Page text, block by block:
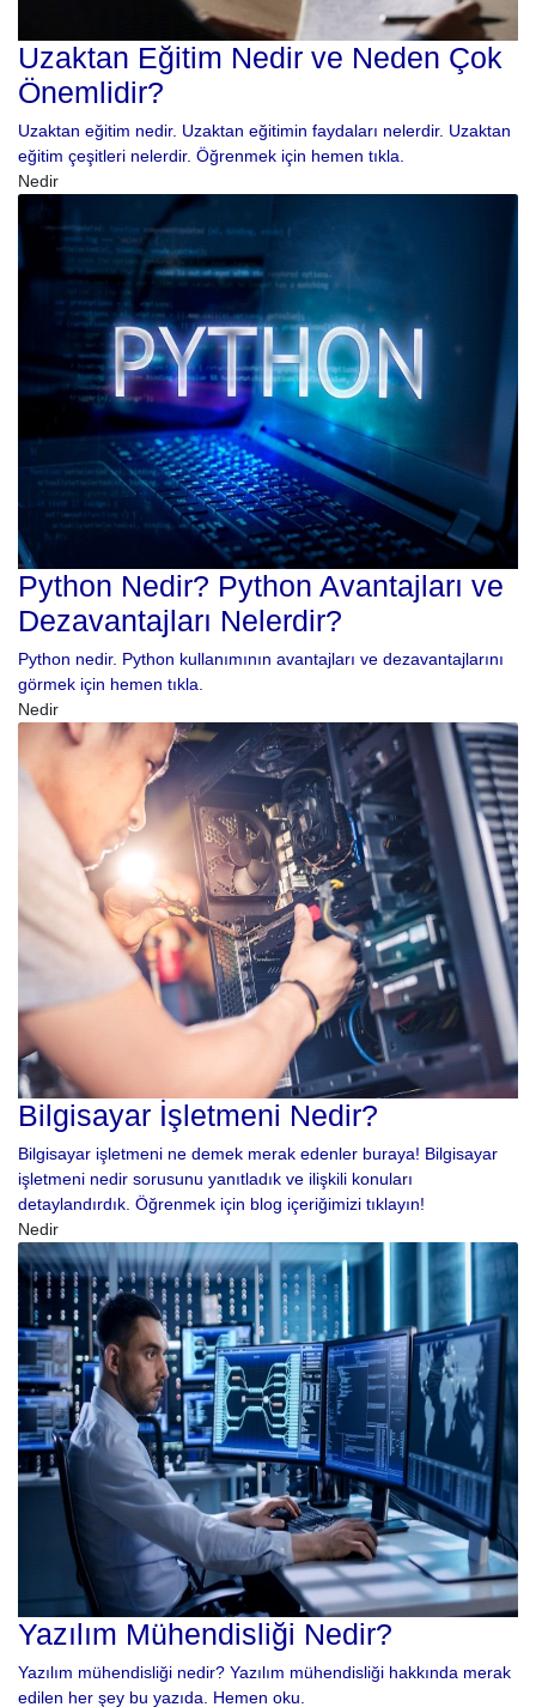
Uzaktan Eğitim Nedir ve Neden Çok
Önemlidir?
Uzaktan eğitim nedir. Uzaktan eğitimin faydaları nelerdir. Uzaktan
eğitim çeşitleri nelerdir. Öğrenmek için hemen tıkla.
Nedir
Python Nedir? Python Avantajları ve
Dezavantajları Nelerdir?
Python nedir. Python kullanımının avantajları ve dezavantajlarını
görmek için hemen tıkla.
Nedir
Bilgisayar İşletmeni Nedir?
Bilgisayar işletmeni ne demek merak edenler buraya! Bilgisayar
işletmeni nedir sorusunu yanıtladık ve ilişkili konuları
detaylandırdık. Öğrenmek için blog içeriğimizi tıklayın!
Nedir
Yazılım Mühendisliği Nedir?
Yazılım mühendisliği nedir? Yazılım mühendisliği hakkında merak
edilen her şey bu yazıda. Hemen oku.